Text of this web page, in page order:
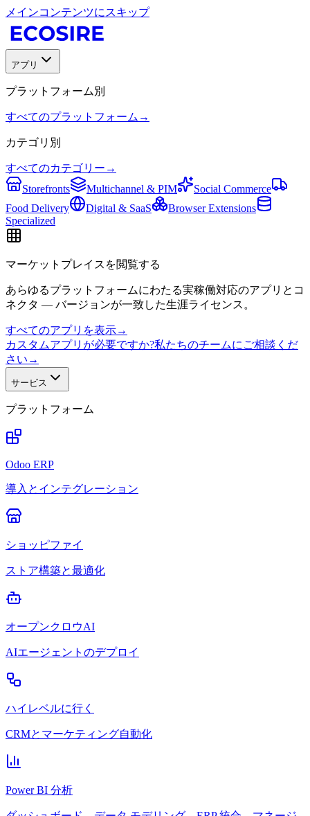
メインコンテンツにスキップ
アプリ
プラットフォーム別
すべてのプラットフォーム →
カテゴリ別
すべてのカテゴリー →
Storefronts
Multichannel & PIM
Social Commerce
Food Delivery
Digital & SaaS
Browser Extensions
Specialized
マーケットプレイスを閲覧する
あらゆるプラットフォームにわたる実稼働対応のアプリとコ
ネクタ — バージョンが一致した生涯ライセンス。
すべてのアプリを表示→
カスタムアプリが必要ですか?私たちのチームにご相談くだ
さい →
サービス
プラットフォーム
Odoo ERP
導入とインテグレーション
ショッピファイ
ストア構築と最適化
オープンクロウAI
AIエージェントのデプロイ
ハイレベルに行く
CRMとマーケティング自動化
Power BI 分析